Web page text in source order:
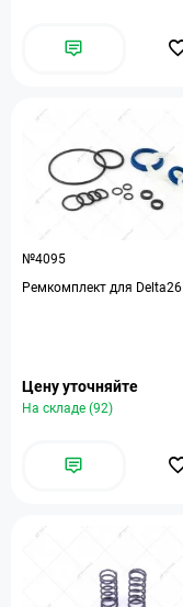
№4095
Ремкомплект для Delta26
Цену уточняйте
На складе (92)